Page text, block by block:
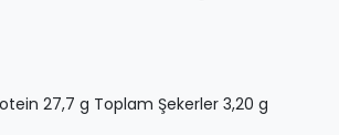
27,7 g Toplam Şekerler 3,20 g